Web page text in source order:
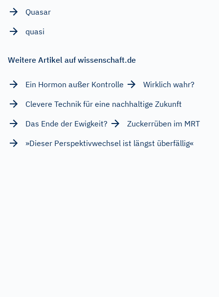
Quasar
quasi
Weitere Artikel auf wissenschaft.de
Ein Hormon außer Kontrolle
Wirklich wahr?
Clevere Technik für eine nachhaltige Zukunft
Das Ende der Ewigkeit?
Zuckerrüben im MRT
»Dieser Perspektivwechsel ist längst überfällig«